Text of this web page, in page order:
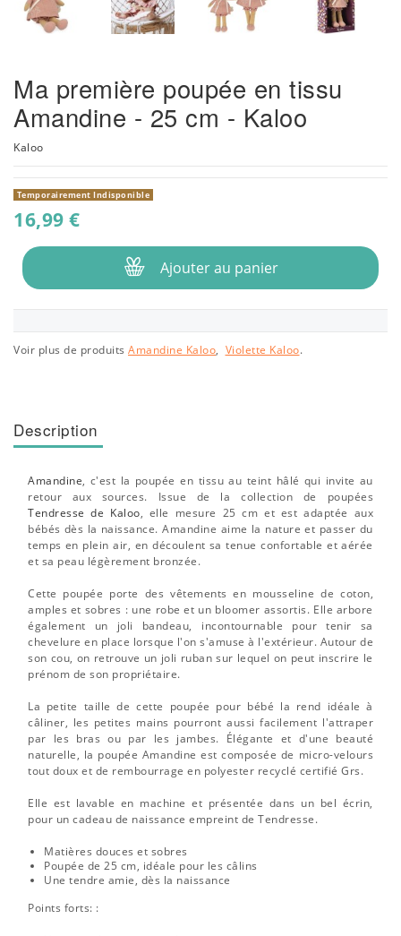
Ma première poupée en tissu
Amandine - 25 cm - Kaloo
Kaloo
Temporairement Indisponible
16,99 €
Ajouter au panier
Voir plus de produits Amandine Kaloo, Violette Kaloo.
Description
Amandine, c'est la poupée en tissu au teint hâlé qui invite au
retour aux sources. Issue de la collection de poupées
Tendresse de Kaloo, elle mesure 25 cm et est adaptée aux
bébés dès la naissance. Amandine aime la nature et passer du
temps en plein air, en découlent sa tenue confortable et aérée
et sa peau légèrement bronzée.
Cette poupée porte des vêtements en mousseline de coton,
amples et sobres : une robe et un bloomer assortis. Elle arbore
également un joli bandeau, incontournable pour tenir sa
chevelure en place lorsque l'on s'amuse à l'extérieur. Autour de
son cou, on retrouve un joli ruban sur lequel on peut inscrire le
prénom de son propriétaire.
La petite taille de cette poupée pour bébé la rend idéale à
câliner, les petites mains pourront aussi facilement l'attraper
par les bras ou par les jambes. Élégante et d'une beauté
naturelle, la poupée Amandine est composée de micro-velours
tout doux et de rembourrage en polyester recyclé certifié Grs.
Elle est lavable en machine et présentée dans un bel écrin,
pour un cadeau de naissance empreint de Tendresse.
Matières douces et sobres
Poupée de 25 cm, idéale pour les câlins
Une tendre amie, dès la naissance
Points forts: :